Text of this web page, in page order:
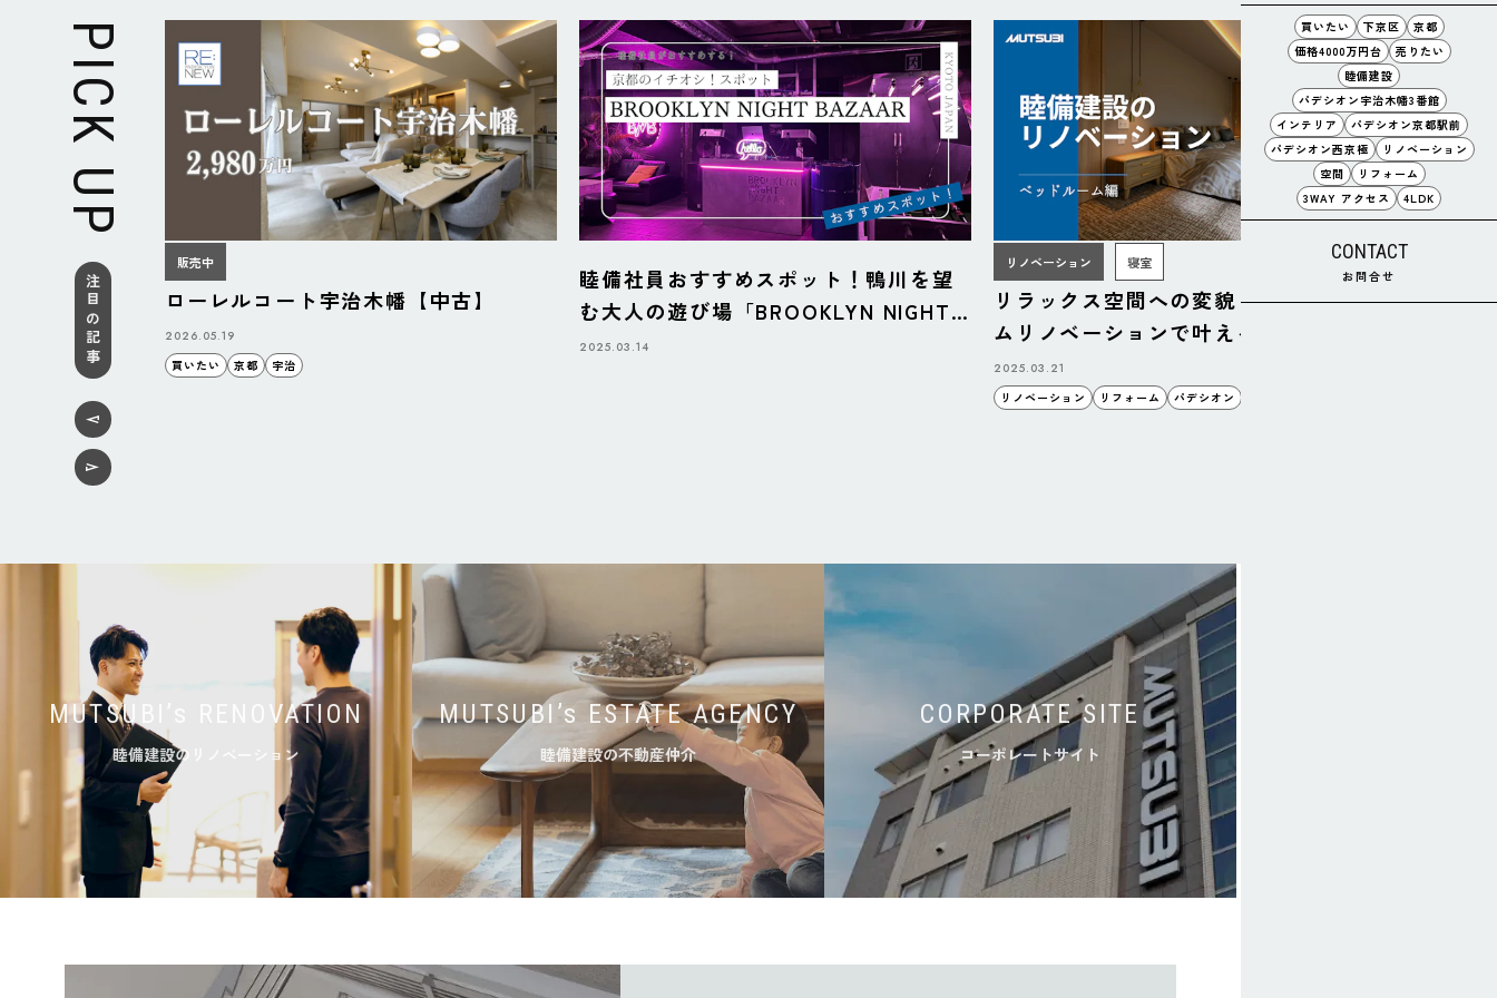
PICK UP
注目の記事
販売中
ローレルコート宇治木幡【中古】
2026.05.19
買いたい
京都 宇治
睦備社員おすすめスポット！鴨川を望
む大人の遊び場「BROOKLYN NIGHT
BAZAAR」
2025.03.14
リノベーション 寝室
リラックス空間への変貌！ベッドルー
ムリノベーションで叶える理想の寝室
2025.03.21
リノベーション
リフォーム パデシオン
MUTSUBI’s RENOVATION
睦備建設のリノベーション
MUTSUBI’s ESTATE AGENCY
睦備建設の不動産仲介
CORPORATE SITE
コーポレートサイト
買いたい 下京区
京都
価格4000万円台
売りたい
睦備建設
パデシオン宇治木幡3番館
インテリア
パデシオン京都駅前
パデシオン西京極
リノベーション
空間
リフォーム
3WAY アクセス
4LDK
CONTACT
お問合せ